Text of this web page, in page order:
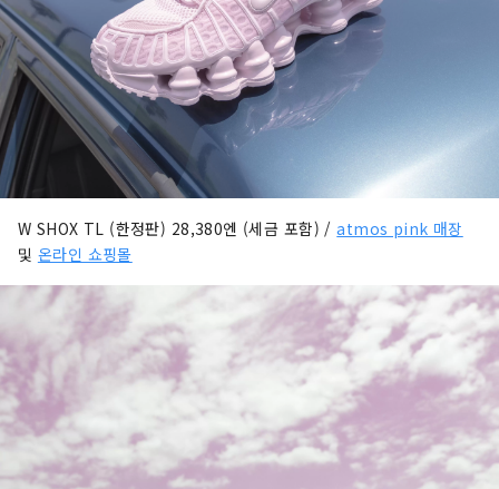
W SHOX TL (한정판) 28,380엔 (세금 포함) /atmos pink 매장
및 온라인 쇼핑몰